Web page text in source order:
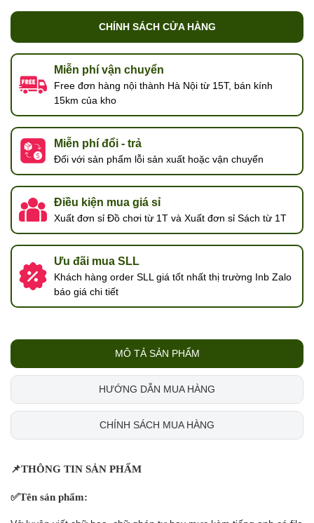
CHÍNH SÁCH CỬA HÀNG
Miễn phí vận chuyển
Free đơn hàng nội thành Hà Nội từ 15T, bán kính
15km của kho
Miễn phí đổi - trả
Đối với sản phẩm lỗi sản xuất hoặc vận chuyển
Điều kiện mua giá sỉ
Xuất đơn sỉ Đồ chơi từ 1T và Xuất đơn sỉ Sách từ 1T
Ưu đãi mua SLL
Khách hàng order SLL giá tốt nhất thị trường Inb Zalo
báo giá chi tiết
MÔ TẢ SẢN PHẨM
HƯỚNG DẪN MUA HÀNG
CHÍNH SÁCH MUA HÀNG
📌THÔNG TIN SẢN PHẨM
✅Tên sản phẩm: